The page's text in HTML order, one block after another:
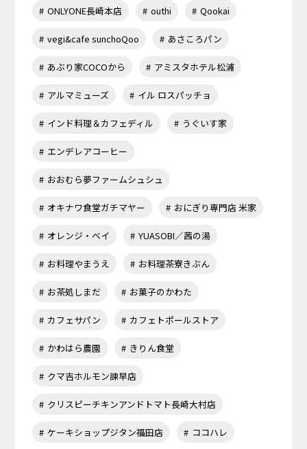
ONLYONE長崎本店 outhi Qookai
vegi&cafe sunchoQoo あさころパン
あぶり家COCOから アミスタホテル松浦
アルマミューズ イル ロスパッチョ
インド料理＆カフェディル うぐいす家
エンデレアコーヒー
おおむら夢ファームシュシュ
オキナワ食堂ガチマヤー おにぎり専門店 米家
オレンジ・ベイ YUASOBI／茜の湯
お料理やまうえ お料理茶寮きぶん
お茶処しまだ お菓子のかわた
カフェサパン カフェトポールストア
かわはら農園 きりん食堂
クマ吉ホルモン諫早店
クリスピーチキンアンドトマト長崎大村店
ケーキショップジタン福田店 ココハレ